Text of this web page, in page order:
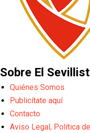
Sobre El
Quiénes Somos
Publicítate aquí
Contacto
Aviso Legal, Política